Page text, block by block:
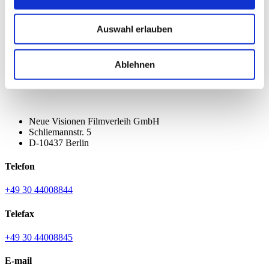
Auswahl erlauben
Ablehnen
FOLGE UNS
Neue Visionen Filmverleih GmbH
Schliemannstr. 5
D-10437 Berlin
Telefon
+49 30 44008844
Telefax
+49 30 44008845
E-mail